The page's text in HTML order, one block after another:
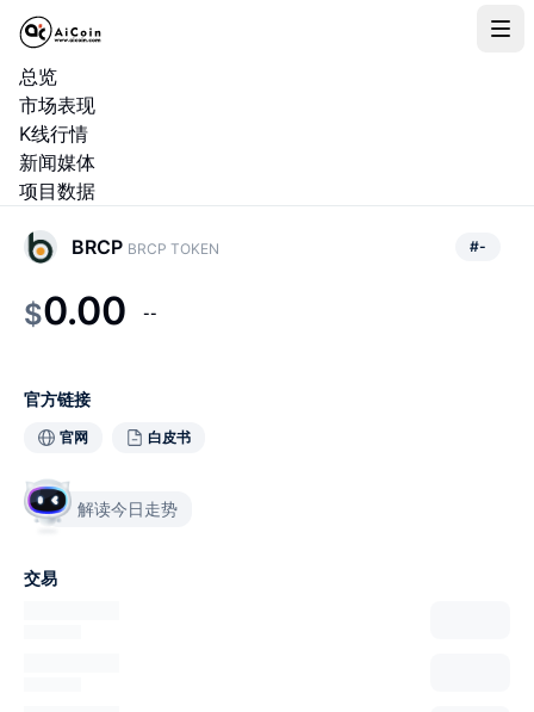
总览
市场表现
K线行情
新闻媒体
项目数据
BRCP BRCP TOKEN #-
$0.00 --
官方链接
官网 白皮书
解读今日走势
交易